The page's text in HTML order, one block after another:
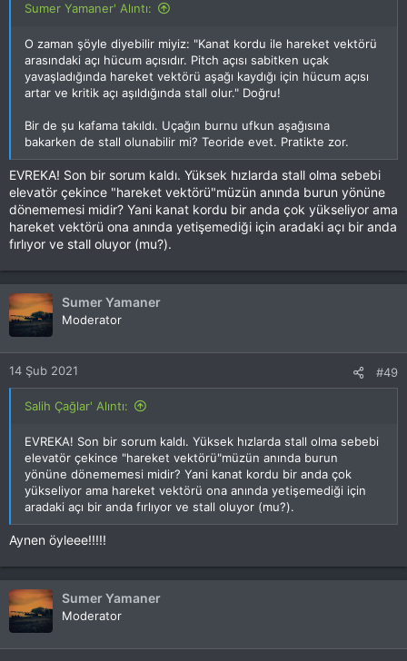
Sumer Yamaner' Alıntı:
O zaman şöyle diyebilir miyiz: "Kanat kordu ile hareket vektörü
arasındaki açı hücum açısıdır. Pitch açısı sabitken uçak
yavaşladığında hareket vektörü aşağı kaydığı için hücum açısı
artar ve kritik açı aşıldığında stall olur." Doğru!
Bir de şu kafama takıldı. Uçağın burnu ufkun aşağısına
bakarken de stall olunabilir mi? Teoride evet. Pratikte zor.
EVREKA! Son bir sorum kaldı. Yüksek hızlarda stall olma sebebi
elevatör çekince "hareket vektörü"müzün anında burun yönüne
dönememesi midir? Yani kanat kordu bir anda çok yükseliyor ama
hareket vektörü ona anında yetişemediği için aradaki açı bir anda
fırlıyor ve stall oluyor (mu?).
Sumer Yamaner
Moderator
14 Şub 2021 #49
Salih Çağlar' Alıntı:
EVREKA! Son bir sorum kaldı. Yüksek hızlarda stall olma sebebi
elevatör çekince "hareket vektörü"müzün anında burun
yönüne dönememesi midir? Yani kanat kordu bir anda çok
yükseliyor ama hareket vektörü ona anında yetişemediği için
aradaki açı bir anda fırlıyor ve stall oluyor (mu?).
Aynen öyleee!!!!!
Sumer Yamaner
Moderator